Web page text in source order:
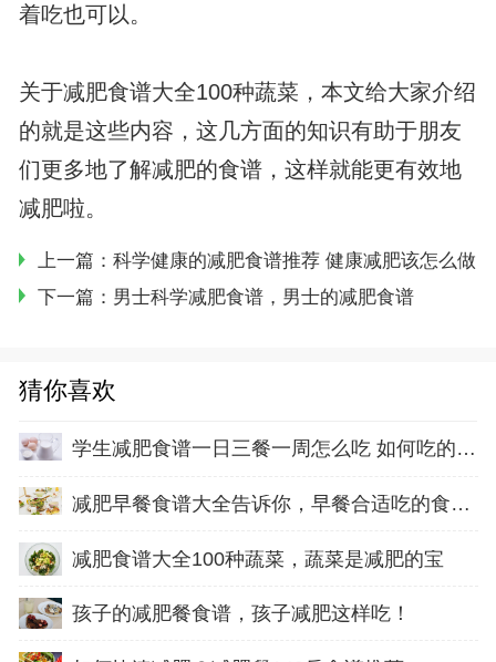
着吃也可以。
关于减肥食谱大全100种蔬菜，本文给大家介绍
的就是这些内容，这几方面的知识有助于朋友
们更多地了解减肥的食谱，这样就能更有效地
减肥啦。
上一篇： 科学健康的减肥食谱推荐 健康减肥该怎么做
下一篇： 男士科学减肥食谱，男士的减肥食谱
猜你喜欢
学生减肥食谱一日三餐一周怎么吃 如何吃的健康
减肥早餐食谱大全告诉你，早餐合适吃的食物都
减肥食谱大全100种蔬菜，蔬菜是减肥的宝
孩子的减肥餐食谱，孩子减肥这样吃！